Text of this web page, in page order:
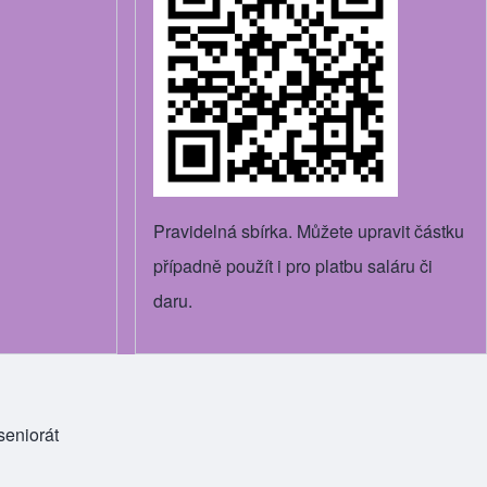
Pravidelná sbírka. Můžete upravit částku
případně použít i pro platbu saláru či
daru.